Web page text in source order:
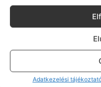
Adatkezelési
100%
Sok éve a szegedi piac
Nem egy arctalan